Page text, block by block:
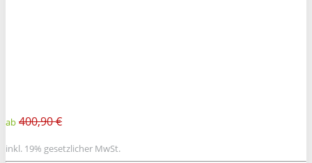
ab 400,90 €
inkl. 19% gesetzlicher MwSt.